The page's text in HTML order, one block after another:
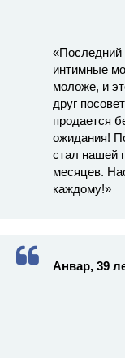
«Последний
интимные
моложе, и
друг
продается
ожидания!
стал нашей
месяцев.
каждому!»
Анвар, 39